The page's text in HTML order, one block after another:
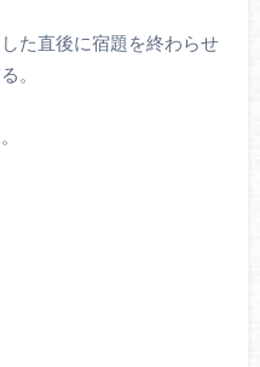
た直後に宿題を終わらせ
。